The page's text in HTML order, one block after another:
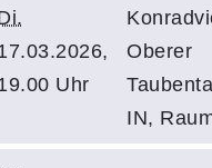
Uhr
Oberer
IN,